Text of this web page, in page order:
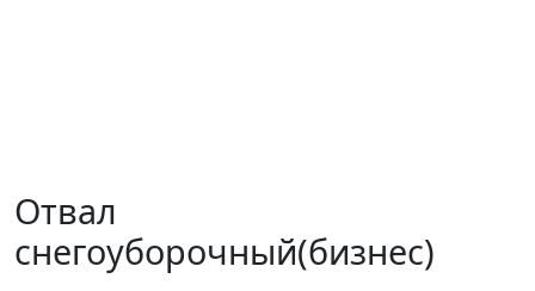
Отвал
снегоуборочный(бизнес)